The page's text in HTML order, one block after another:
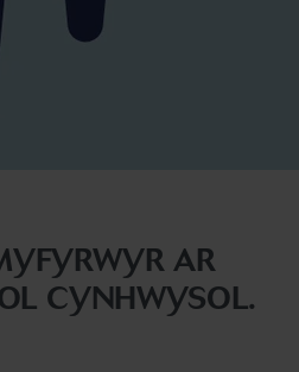
AR
CYNHWYSOL.